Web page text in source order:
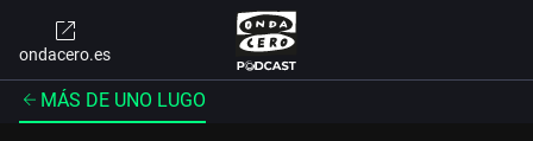
ondacero.es
MÁS DE UNO LUGO